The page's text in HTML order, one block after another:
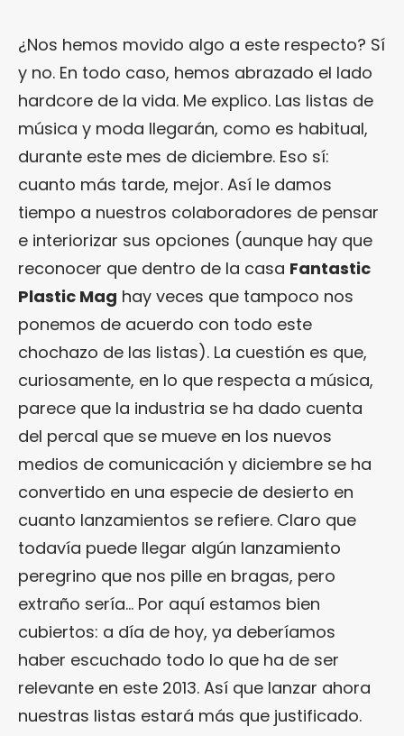
¿Nos hemos movido algo a este respecto? Sí
y no. En todo caso, hemos abrazado el lado
hardcore de la vida. Me explico. Las listas de
música y moda llegarán, como es habitual,
durante este mes de diciembre. Eso sí:
cuanto más tarde, mejor. Así le damos
tiempo a nuestros colaboradores de pensar
e interiorizar sus opciones (aunque hay que
reconocer que dentro de la casa Fantastic
Plastic Mag hay veces que tampoco nos
ponemos de acuerdo con todo este
chochazo de las listas). La cuestión es que,
curiosamente, en lo que respecta a música,
parece que la industria se ha dado cuenta
del percal que se mueve en los nuevos
medios de comunicación y diciembre se ha
convertido en una especie de desierto en
cuanto lanzamientos se refiere. Claro que
todavía puede llegar algún lanzamiento
peregrino que nos pille en bragas, pero
extraño sería… Por aquí estamos bien
cubiertos: a día de hoy, ya deberíamos
haber escuchado todo lo que ha de ser
relevante en este 2013. Así que lanzar ahora
nuestras listas estará más que justificado.